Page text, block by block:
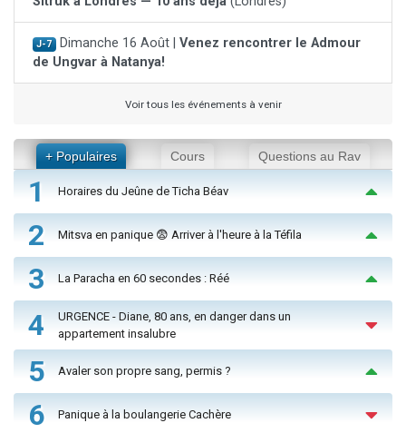
J-7 Dimanche 16 Août | Venez rencontrer le Admour
de Ungvar à Natanya!
Voir tous les événements à venir
+ Populaires Cours Questions au Rav
1 Horaires du Jeûne de Ticha Béav
2 Mitsva en panique 😨 Arriver à l'heure à la Téfila
3 La Paracha en 60 secondes : Réé
4
URGENCE - Diane, 80 ans, en danger dans un
appartement insalubre
5 Avaler son propre sang, permis ?
6 Panique à la boulangerie Cachère